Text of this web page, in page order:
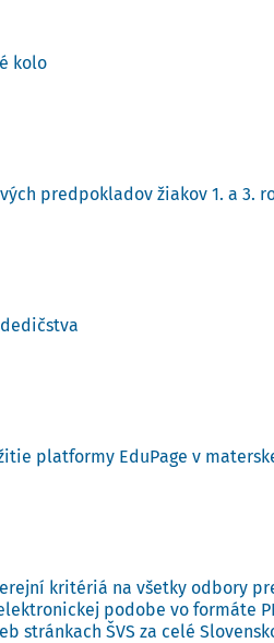
kolo
predpokladov žiakov 1. a 3.
platformy EduPage v
kritériá na všetky odbory
podobe vo formáte
stránkach ŠVS za celé